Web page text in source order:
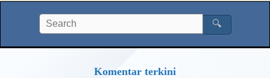
🔍
Komentar terkini